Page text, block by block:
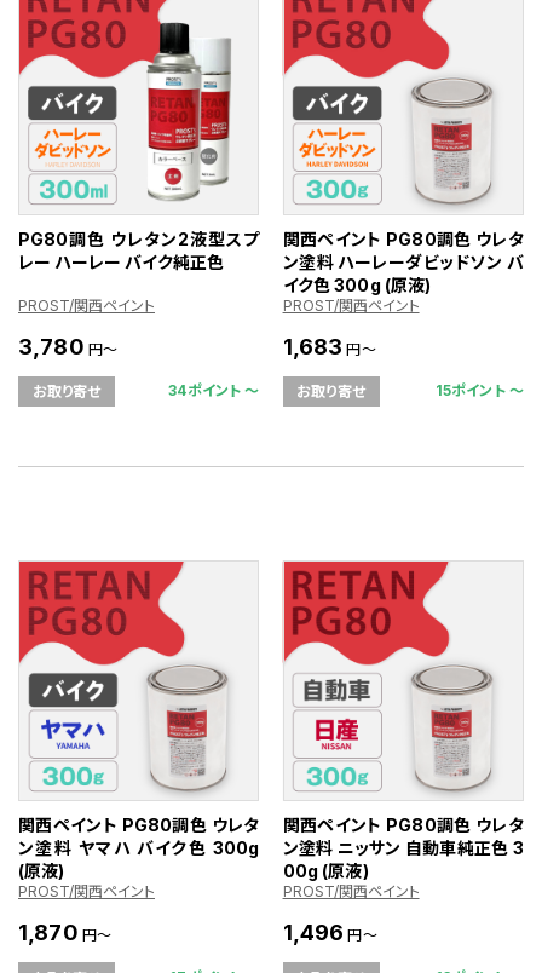
PG80調色 ウレタン2液型スプ
レー ハーレー バイク純正色
PROST/関西ペイント
3,780 円～
お取り寄せ 34ポイント 〜
関西ペイント PG80調色 ウレタ
ン塗料 ハーレーダビッドソン バ
イク色 300g (原液)
PROST/関西ペイント
1,683 円～
お取り寄せ 15ポイント 〜
関西ペイント PG80調色 ウレタ
ン塗料 ヤマハ バイク色 300g
(原液)
PROST/関西ペイント
1,870 円～
関西ペイント PG80調色 ウレタ
ン塗料 ニッサン 自動車純正色 3
00g (原液)
PROST/関西ペイント
1,496 円～